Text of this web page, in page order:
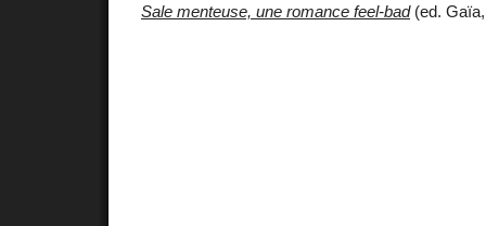
Sale menteuse, une romance feel-bad(ed.